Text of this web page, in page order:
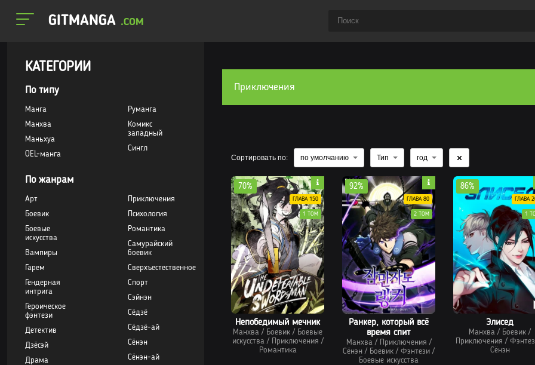
GITMANGA .COM
Сортировать по: по умолчанию Тип год
Непобедимый мечник
Манхва / Боевик / Боевые
искусства/ Приключения /
Романтика
70%
ГЛАВА 150
1 ТОМ
Ранкер, который всё
время спит
Манхва/ Приключения /
Сёнэн / Боевик / Фэнтези /
Боевые искусства
92%
ГЛАВА 80
2 ТОМ
Элисед
Манхва / Боевик /
Приключения /
Сёнэн
86%
ГЛАВА
1
Приключения
КАТЕГОРИИ
По типу
Манга
Манхва
Маньхуа
OEL-манга
Руманга
Комикс
западный
Сингл
По жанрам
Арт
Боевик
Боевые
искусства
Вампиры
Гарем
Гендерная
интрига
Героическое
фэнтези
Детектив
Дзёсэй
Драма
Приключения
Психология
Романтика
Самурайский
боевик
Сверхъестественное
Спорт
Сэйнэн
Сёдзё
Сёдзё-ай
Сёнэн
Сёнэн-ай